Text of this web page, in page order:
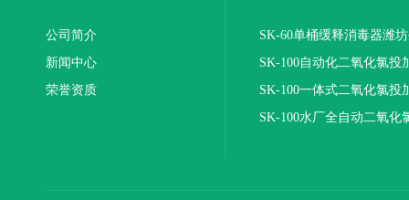
公司简介
新闻中心
荣誉资质
SK-60单桶缓释消毒器潍
SK-100自动化二氧化氯投
装置
SK-100一体式二氧化氯投
报价
SK-100水厂全自动二氧化